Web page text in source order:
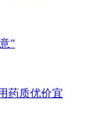
”
药质优价宜